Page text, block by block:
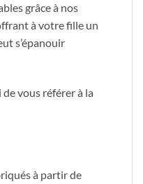
grâce à nos
à votre fille un
s’épanouir
vous référer à la
à partir de